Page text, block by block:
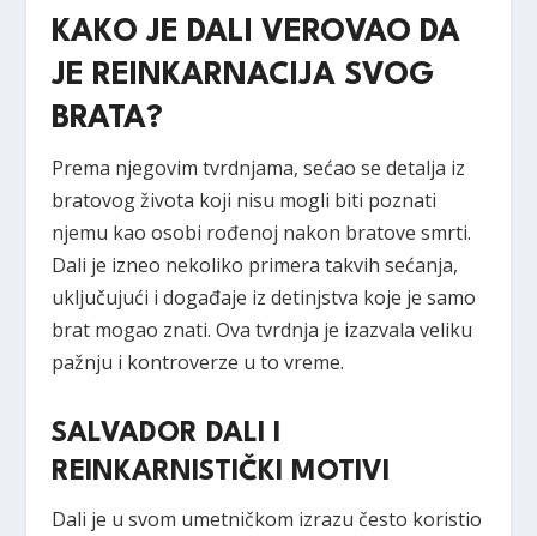
KAKO JE DALI VEROVAO DA
JE REINKARNACIJA SVOG
BRATA?
Prema njegovim tvrdnjama, sećao se detalja iz
bratovog života koji nisu mogli biti poznati
njemu kao osobi rođenoj nakon bratove smrti.
Dali je izneo nekoliko primera takvih sećanja,
uključujući i događaje iz detinjstva koje je samo
brat mogao znati. Ova tvrdnja je izazvala veliku
pažnju i kontroverze u to vreme.
SALVADOR DALI I
REINKARNISTIČKI MOTIVI
Dali je u svom umetničkom izrazu često koristio